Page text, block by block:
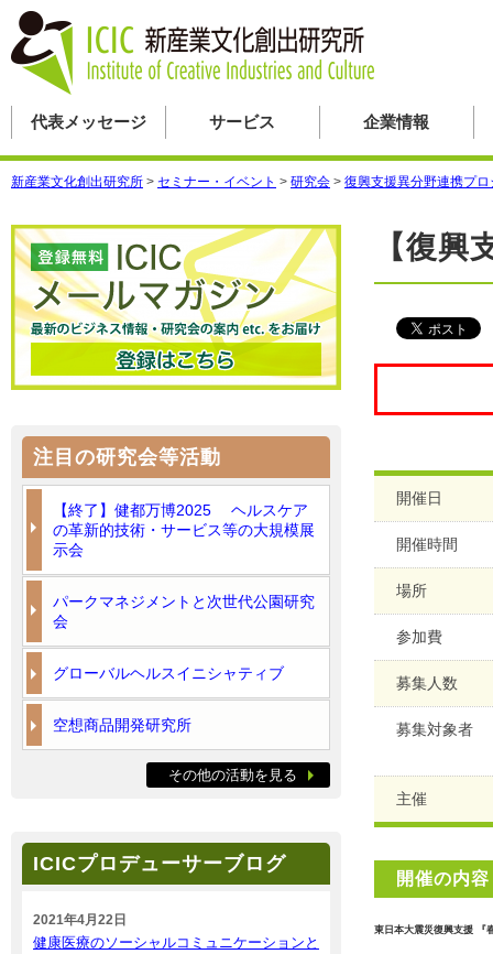
代表メッセージ サービス 企業情報
新産業文化創出研究所 > セミナー・イベント > 研究会 > 復興支援異分野連携プロ
【復
開催日
開催時間
場所
参加費
募集人数
募集対象者
主催
開催の内容
東日本大震災復興支援 『
注目の研究会等活動
【終了】健都万博2025 ヘルスケア
の革新的技術・サービス等の大規模展
示会
パークマネジメントと次世代公園研究
会
グローバルヘルスイニシャティブ
空想商品開発研究所
その他の活動を見る
ICICプロデューサーブログ
2021年4月22日
健康医療のソーシャルコミュニケーションと